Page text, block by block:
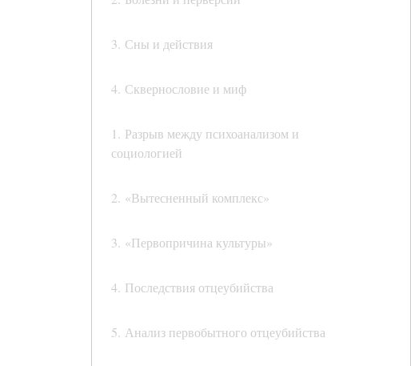
3. Сны и действия
4. Сквернословие и миф
1. Разрыв между психоанализом и
социологией
2. «Вытесненный комплекс»
3. «Первопричина культуры»
4. Последствия отцеубийства
5. Анализ первобытного отцеубийства